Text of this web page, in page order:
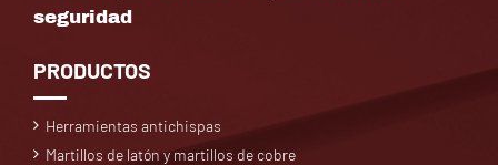
seguridad
PRODUCTOS
Herramientas antichispas
Martillos de latón y martillos de cobre